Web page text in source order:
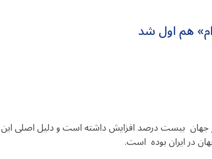
هم اول شد
بین الملل سال 2021 تعداد اعدام‌ها در جهان بیست درصد افزایش داشته است و دلیل